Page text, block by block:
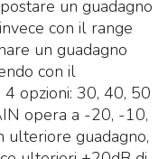
un guadagno
con il range
un guadagno
con il
opzioni: 30, 40, 50
opera a -20, -10,
ulteriore guadagno,